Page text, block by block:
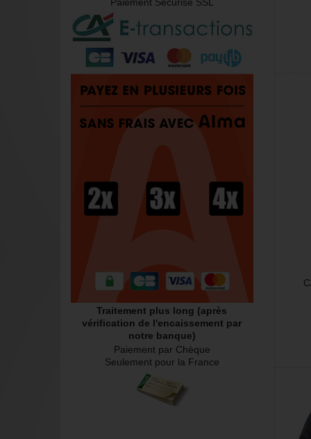
Traitement plus long (après
vérification de l'encaissement par
notre banque)
Paiement par Chèque
Seulement pour la France